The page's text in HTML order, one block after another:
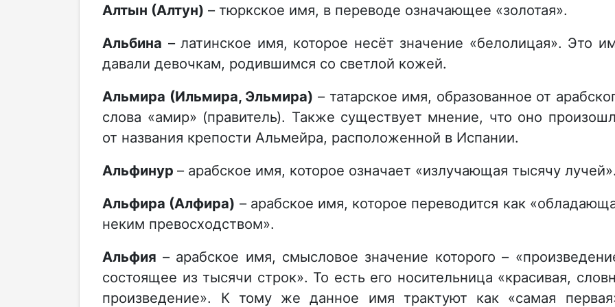
Алтын (Алтун) – тюркское имя, в переводе означающее «золотая».
Альбина – латинское имя, которое несёт значение «белолицая». Это
давали девочкам, родившимся со светлой кожей.
Альмира (Ильмира, Эльмира) – татарское имя, образованное от
слова «амир» (правитель). Также существует мнение, что оно
от названия крепости Альмейра, расположенной в Испании.
Альфинур– арабское имя, которое означает «излучающая тысячу лучей».
Альфира (Алфира) – арабское имя, которое переводится как
неким превосходством».
Альфия – арабское имя, смысловое значение которого –
состоящее из тысячи строк». То есть его носительница «красивая,
произведение». К тому же данное имя трактуют как «самая